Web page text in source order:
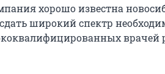
хорошо известна
широкий спектр
врачей